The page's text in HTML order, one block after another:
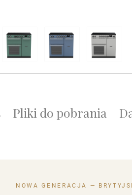
Pliki do pobrania
NOWA GENERACJA —